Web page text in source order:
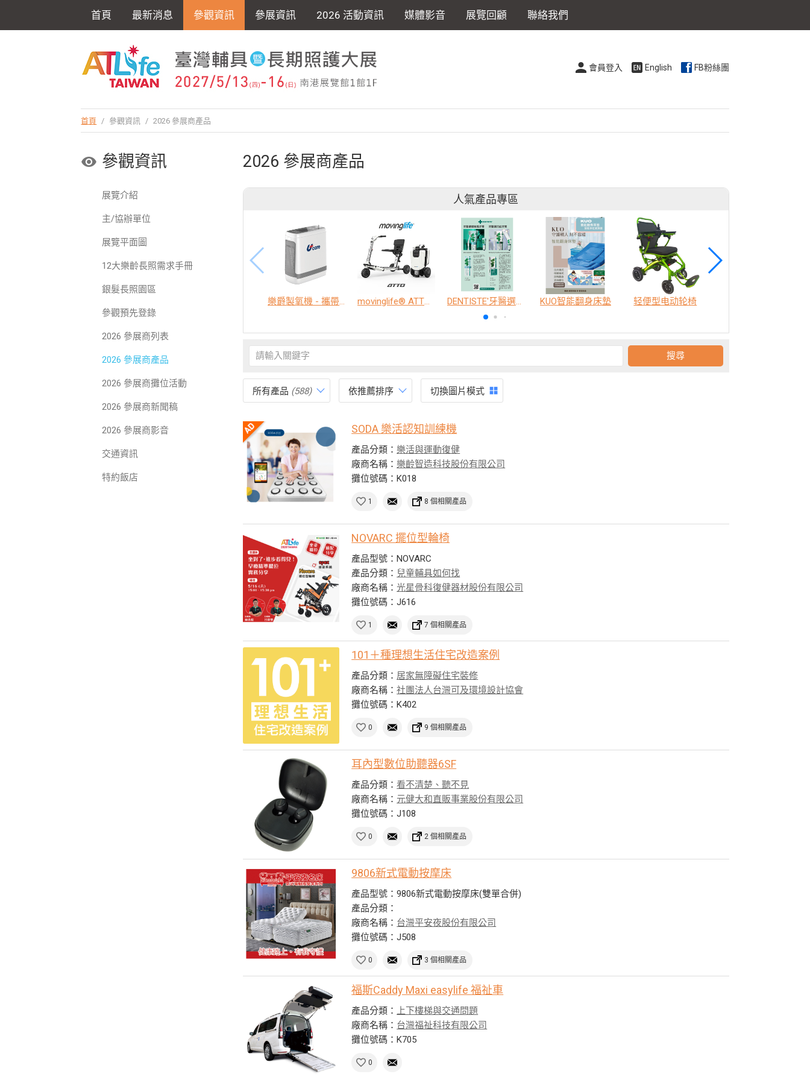
首頁 最新消息 參觀資訊 參展資訊 2026 活動資訊 媒體影音 展覽回顧 聯絡我們
會員登入 English FB粉絲團
首頁 / 參觀資訊 / 2026 參展商產品
參觀資訊
展覽介紹
主/協辦單位
展覽平面圖
12大樂齡長照需求手冊
銀髮長照園區
參觀預先登錄
2026 參展商列表
2026 參展商產品
2026 參展商攤位活動
2026 參展商新聞稿
2026 參展商影音
交通資訊
特約飯店
2026 參展商產品
人氣產品專區
樂爵製氧機 - 攜帶型 movinglife® ATTO新世代電動代步車 經典款 DENTISTE'牙醫選極敏感牙膏、抗蛀牙膏 KUO智能翻身床墊 轻便型电动轮椅
所有產品 (588) 依推薦排序 切換圖片模式
SODA 樂活認知訓練機
產品分類：樂活與運動復健
廠商名稱：樂齡智造科技股份有限公司
攤位號碼：K018
1 8 個相關產品
NOVARC 擺位型輪椅
產品型號：NOVARC
產品分類： 兒童輔具如何找
廠商名稱：光星骨科復健器材股份有限公司
攤位號碼：J616
1 7 個相關產品
101＋種理想生活住宅改造案例
產品分類： 居家無障礙住宅裝修
廠商名稱：社團法人台灣可及環境設計協會
攤位號碼：K402
0 9 個相關產品
耳內型數位助聽器6SF
產品分類：看不清楚、聽不見
廠商名稱： 元健大和直販事業股份有限公司
攤位號碼：J108
0 2 個相關產品
9806新式電動按摩床
產品型號：9806新式電動按摩床(雙單合併)
產品分類：
廠商名稱： 台灣平安夜股份有限公司
攤位號碼：J508
0 3 個相關產品
福斯Caddy Maxi easylife 福祉車
產品分類：
上下樓梯與交通問題
廠商名稱： 台灣福祉科技有限公司
攤位號碼：K705
0